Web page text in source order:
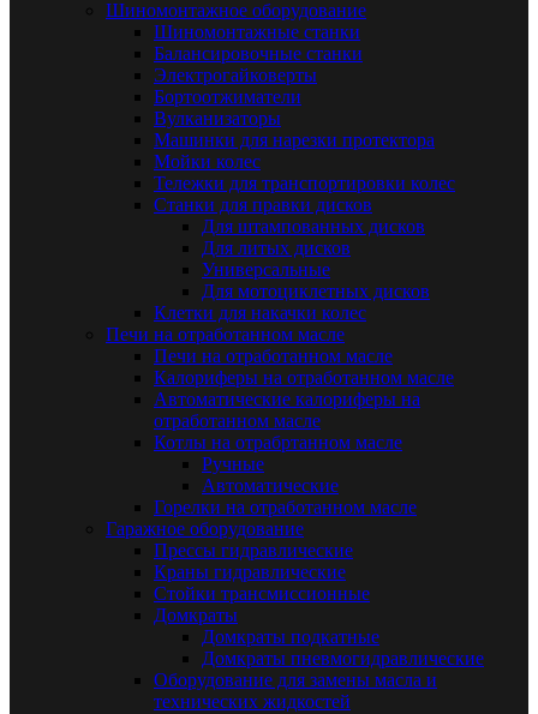
Шиномонтажное оборудование
Шиномонтажные станки
Балансировочные станки
Электрогайковерты
Бортоотжиматели
Вулканизаторы
Машинки для нарезки протектора
Мойки колес
Тележки для транспортировки колес
Станки для правки дисков
Для штампованных дисков
Для литых дисков
Универсальные
Для мотоциклетных дисков
Клетки для накачки колес
Печи на отработанном масле
Печи на отработанном масле
Калориферы на отработанном масле
Автоматические калориферы на
отработанном масле
Котлы на отрабртанном масле
Ручные
Автоматические
Горелки на отработанном масле
Гаражное оборудование
Прессы гидравлические
Краны гидравлические
Стойки трансмиссионные
Домкраты
Домкраты подкатные
Домкраты пневмогидравлические
Оборудование для замены масла и
технических жидкостей